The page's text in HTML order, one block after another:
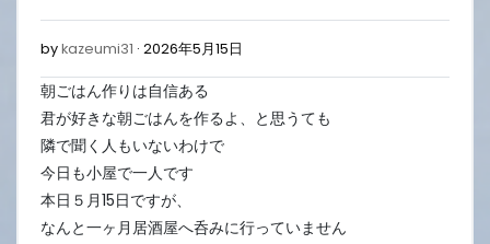
bykazeumi31 2026年5月15日
15
朝ごはん作りは自信ある
君が好きな朝ごはんを作るよ、と思うても
隣で聞く人もいないわけで
今日も小屋で一人です
本日５月15日ですが、
なんと一ヶ月居酒屋へ呑みに行っていません